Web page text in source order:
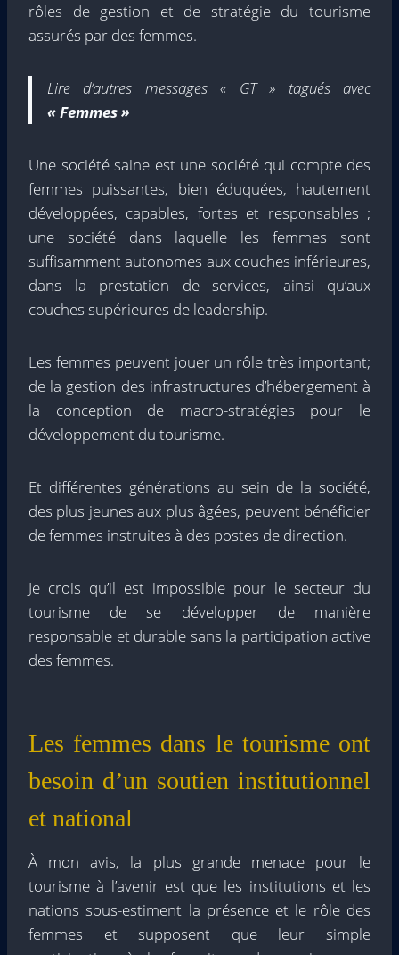
rôles de gestion et de stratégie du tourisme
assurés par des femmes.
Lire d’autres messages « GT » tagués avec
« Femmes »
Une société saine est une société qui compte des
femmes puissantes, bien éduquées, hautement
développées, capables, fortes et responsables ;
une société dans laquelle les femmes sont
suffisamment autonomes aux couches inférieures,
dans la prestation de services, ainsi qu’aux
couches supérieures de leadership.
Les femmes peuvent jouer un rôle très important;
de la gestion des infrastructures d’hébergement à
la conception de macro-stratégies pour le
développement du tourisme.
Et différentes générations au sein de la société,
des plus jeunes aux plus âgées, peuvent bénéficier
de femmes instruites à des postes de direction.
Je crois qu’il est impossible pour le secteur du
tourisme de se développer de manière
responsable et durable sans la participation active
des femmes.
Les femmes dans le tourisme ont
besoin d’un soutien institutionnel
et national
À mon avis, la plus grande menace pour le
tourisme à l’avenir est que les institutions et les
nations sous-estiment la présence et le rôle des
femmes et supposent que leur simple